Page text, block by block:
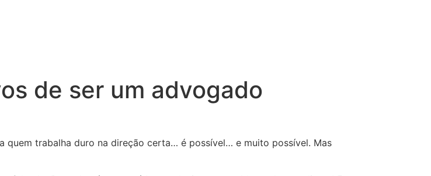
de ser um advogado
quem trabalha duro na direção certa… é possível… e muito possível. Mas